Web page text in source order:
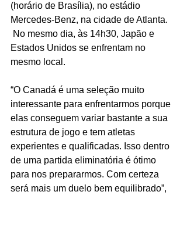
(horário de Brasília), no estádio
Mercedes-Benz, na cidade de Atlanta.
No mesmo dia, às 14h30, Japão e
Estados Unidos se enfrentam no
mesmo local.
“O Canadá é uma seleção muito
interessante para enfrentarmos porque
elas conseguem variar bastante a sua
estrutura de jogo e tem atletas
experientes e qualificadas. Isso dentro
de uma partida eliminatória é ótimo
para nos prepararmos. Com certeza
será mais um duelo bem equilibrado”,